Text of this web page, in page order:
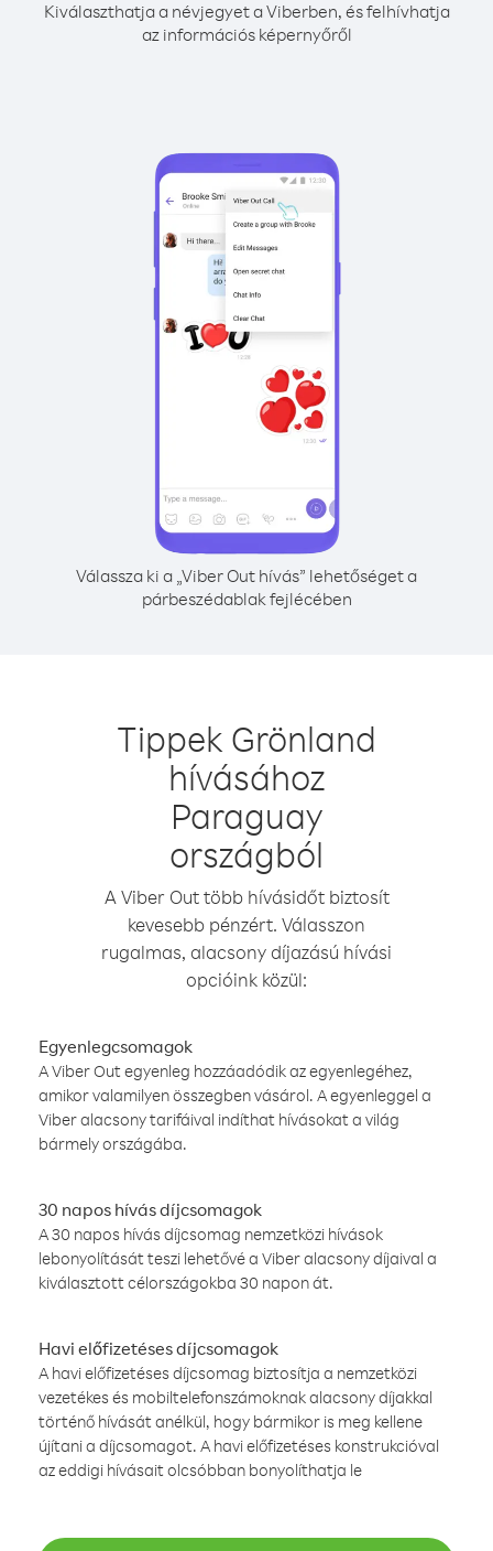
Kiválaszthatja a névjegyet a Viberben, és felhívhatja
az információs képernyőről
Válassza ki a „Viber Out hívás” lehetőséget a
párbeszédablak fejlécében
Tippek Grönland
hívásához
Paraguay
országból
A Viber Out több hívásidőt biztosít
kevesebb pénzért. Válasszon
rugalmas, alacsony díjazású hívási
opcióink közül:
Egyenlegcsomagok
A Viber Out egyenleg hozzáadódik az egyenlegéhez,
amikor valamilyen összegben vásárol. A egyenleggel a
Viber alacsony tarifáival indíthat hívásokat a világ
bármely országába.
30 napos hívás díjcsomagok
A 30 napos hívás díjcsomag nemzetközi hívások
lebonyolítását teszi lehetővé a Viber alacsony díjaival a
kiválasztott célországokba 30 napon át.
Havi előfizetéses díjcsomagok
A havi előfizetéses díjcsomag biztosítja a nemzetközi
vezetékes és mobiltelefonszámoknak alacsony díjakkal
történő hívását anélkül, hogy bármikor is meg kellene
újítani a díjcsomagot. A havi előfizetéses konstrukcióval
az eddigi hívásait olcsóbban bonyolíthatja le